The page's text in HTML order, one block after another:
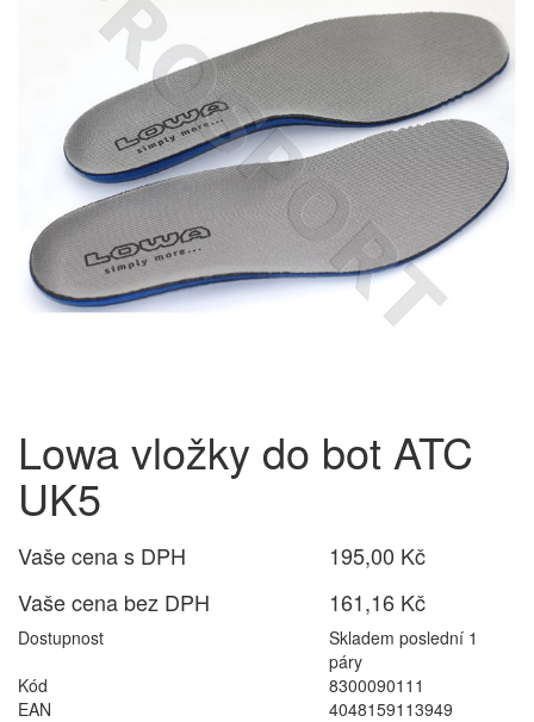
Lowa vložky do bot ATC
UK5
Vaše cena s DPH
195,00 Kč
Vaše cena bez DPH
161,16 Kč
Dostupnost
Skladem poslední 1
páry
Kód
8300090111
EAN
4048159113949